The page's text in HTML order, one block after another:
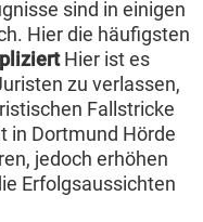
sind in einigen
Hier die häufigsten
Hier ist es
zu verlassen,
Fallstricke
in Dortmund Hörde
jedoch erhöhen
Erfolgsaussichten